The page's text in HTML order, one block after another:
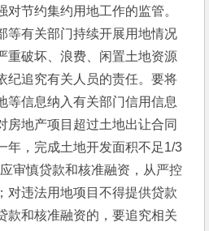
节约集约用地工作的监管。
等有关部门持续开展用地情况
重破坏、浪费、闲置土地资源
纪追究有关人员的责任。要将
等信息纳入有关部门信用信息
房地产项目超过土地出让合同
年，完成土地开发面积不足1/3
审慎贷款和核准融资，从严控
对违法用地项目不得提供贷款
款和核准融资的，要追究相关